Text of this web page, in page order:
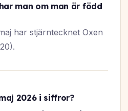
man om man är född
har stjärntecknet Oxen
2026 i siffror?